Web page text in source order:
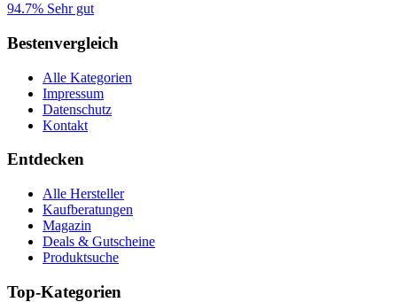
94.7% Sehr gut
Bestenvergleich
Alle Kategorien
Impressum
Datenschutz
Kontakt
Entdecken
Alle Hersteller
Kaufberatungen
Magazin
Deals & Gutscheine
Produktsuche
Top-Kategorien